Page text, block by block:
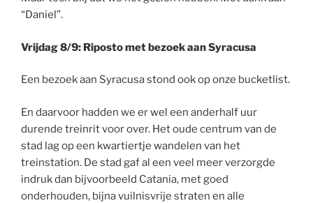
“Daniel”.
Vrijdag 8/9: Riposto met bezoek aan Syracusa
Een bezoek aan Syracusa stond ook op onze bucketlist.
En daarvoor hadden we er wel een anderhalf uur
durende treinrit voor over. Het oude centrum van de
stad lag op een kwartiertje wandelen van het
treinstation. De stad gaf al een veel meer verzorgde
indruk dan bijvoorbeeld Catania, met goed
onderhouden, bijna vuilnisvrije straten en alle